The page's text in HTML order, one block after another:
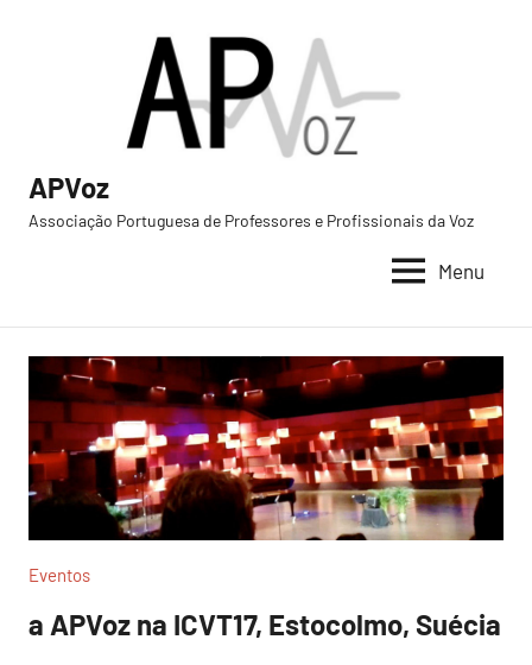
APVoz
Associação Portuguesa de Professores e Profissionais da Voz
Menu
Eventos
a APVoz na ICVT17, Estocolmo, Suécia